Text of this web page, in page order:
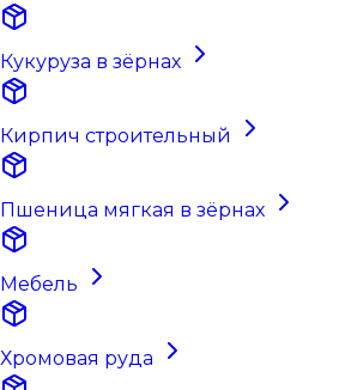
Кукуруза в зёрнах
Кирпич строительный
Пшеница мягкая в зёрнах
Мебель
Хромовая руда